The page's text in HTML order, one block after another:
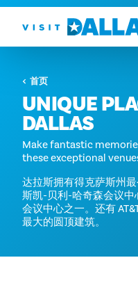
跳转到内容
首页
UNIQUE
DALLAS
Make fantastic
these exceptional
达拉斯拥有得克萨斯州
斯凯-贝利-哈奇森会议中
会议中心之一。还有
最大的圆顶建筑。